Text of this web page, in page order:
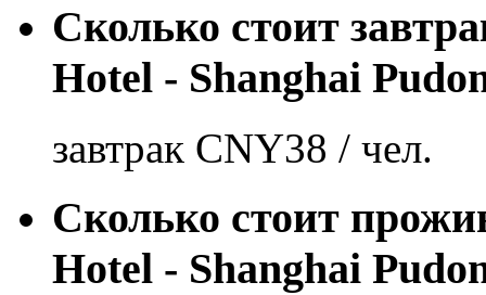
Сколько стоит
Hotel - Shanghai
завтрак CNY38 / чел.
Сколько стоит
Hotel - Shanghai